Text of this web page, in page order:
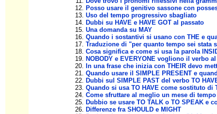
Posso usare il genitivo sassone con
Uso del tempo progressivo sbagliato
Dubbi su HAVE e HAVE GOT al passato
Una domanda su MAY
Quando i sostantivi si usano con THE e
Traduzione di "per quanto tempo sei stata
Cosa significa e come si usa la parola
NOBODY e EVERYONE vogliono il verbo
In una frase che inizia con THEIR devo
Quando usare il SIMPLE PRESENT e
Dubbi sul SIMPLE PAST del verbo TO
Quando si usa TO HAVE come sostituto di
Come sfruttare al meglio un mese di
Dubbio se usare TO TALK o TO SPEAK e
Differenze fra SHOULD e MIGHT